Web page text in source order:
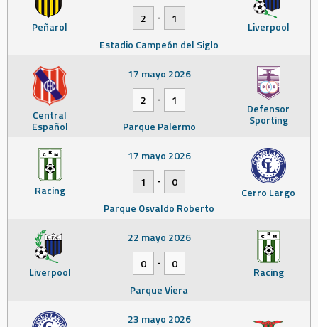
Peñarol Liverpool
2
-
1
Estadio Campeón del Siglo
Central
Español
Defensor
Sporting
17 mayo 2026
2
-
1
Parque Palermo
Racing Cerro Largo
17 mayo 2026
1
-
0
Parque Osvaldo Roberto
Liverpool Racing
22 mayo 2026
0
-
0
Parque Viera
23 mayo 2026